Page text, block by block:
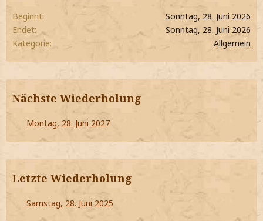
Beginnt
Sonntag, 28. Juni 2026
Endet
Sonntag, 28. Juni 2026
Kategorie
Allgemein
Nächste Wiederholung
Montag, 28. Juni 2027
Letzte Wiederholung
Samstag, 28. Juni 2025